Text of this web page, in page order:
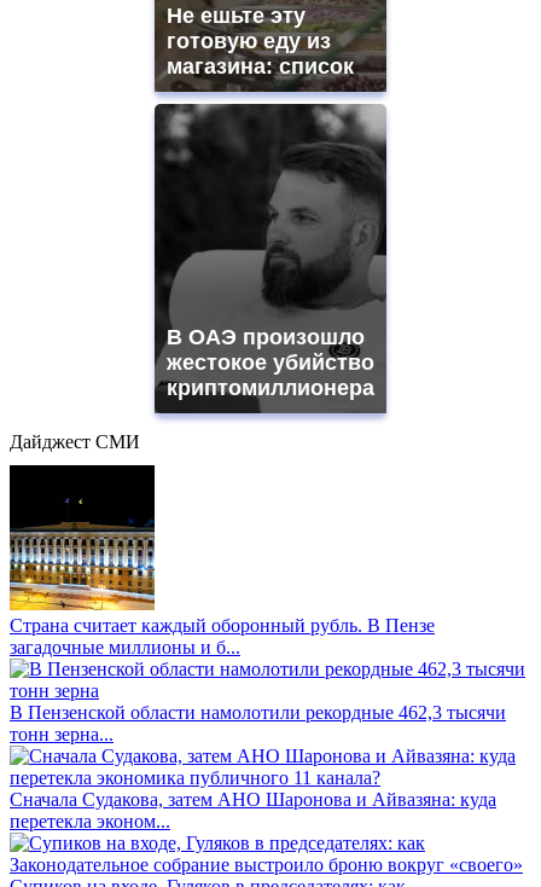
Не ешьте эту
готовую еду из
магазина: список
В ОАЭ произошло
жестокое убийство
криптомиллионера
Дайджест СМИ
Страна считает каждый оборонный рубль. В Пензе
загадочные миллионы и б...
В Пензенской области намолотили рекордные 462,3 тысячи
тонн зерна...
Сначала Судакова, затем АНО Шаронова и Айвазяна: куда
перетекла эконом...